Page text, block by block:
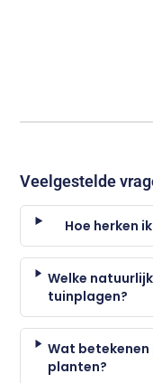
Veelgestelde
Hoe herken
Welke
tuinplagen?
Wat betekenen
planten?